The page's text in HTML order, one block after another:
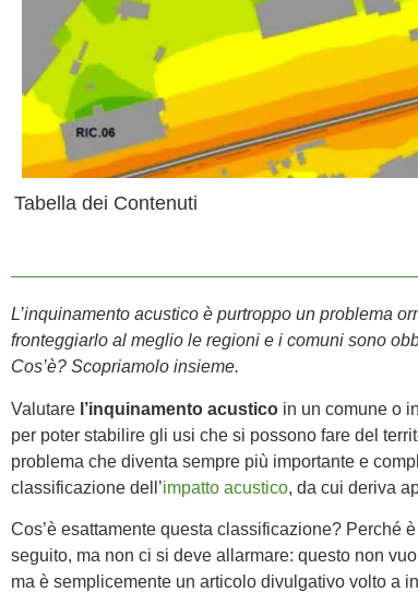
Tabella dei Contenuti
L’inquinamento acustico è purtroppo un problema
fronteggiarlo al meglio le regioni e i comuni sono
Cos’è? Scopriamolo insieme.
Valutare l’inquinamento acustico in un comune o
per poter stabilire gli usi che si possono fare del
problema che diventa sempre più importante e
classificazione dell’impatto acustico, da cui deriva
Cos’è esattamente questa classificazione? Perché
seguito, ma non ci si deve allarmare: questo non
ma è semplicemente un articolo divulgativo volto a